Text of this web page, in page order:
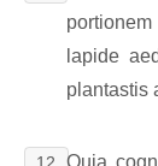
lapide
plantastis
12 Quia